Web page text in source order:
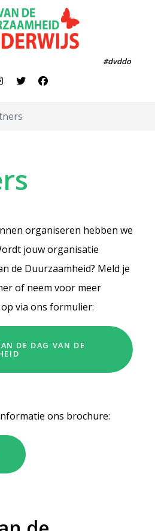
#dvddo
organiseren hebben we
jouw organisatie
de Duurzaamheid? Meld je
of neem voor meer
via ons formulier:
DE DAG VAN DE
ons brochure: